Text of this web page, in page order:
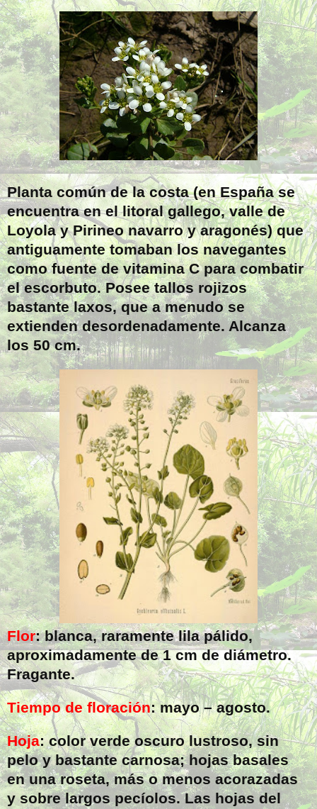
Planta común de la costa (en España se
encuentra en el litoral gallego, valle de
Loyola y Pirineo navarro y aragonés) que
antiguamente tomaban los navegantes
como fuente de vitamina C para combatir
el escorbuto. Posee tallos rojizos
bastante laxos, que a menudo se
extienden desordenadamente. Alcanza
los 50 cm.
Flor: blanca, raramente lila pálido,
aproximadamente de1 cmde diámetro.
Fragante.
Tiempo de floración: mayo – agosto.
Hoja: color verde oscuro lustroso, sin
pelo y bastante carnosa; hojas basales
en una roseta, más o menos acorazadas
y sobre largos pecíolos. Las hojas del